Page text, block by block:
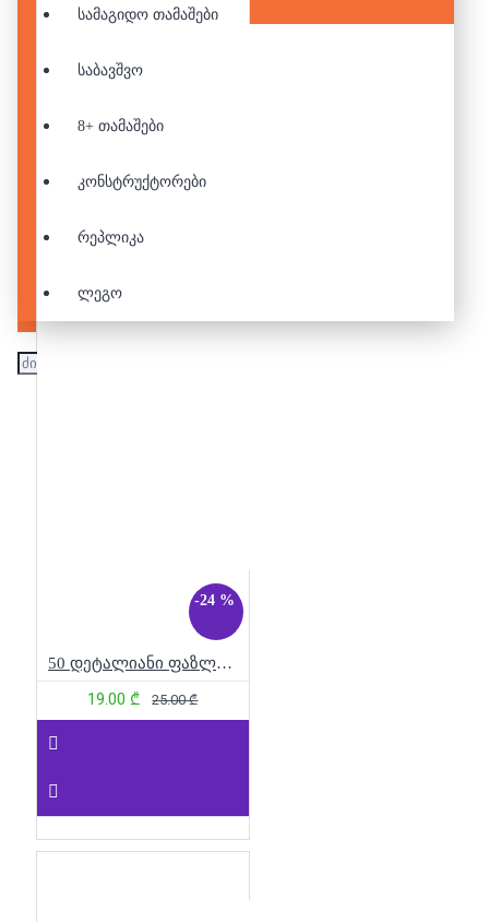
სამაგიდო თამაშები
საბავშვო
8+ თამაშები
კონსტრუქტორები
რეპლიკა
ლეგო
-24 %
50 დეტალიანი ფაზლი - მოტო რბოლა
19.00 ₾ 25.00 ₾